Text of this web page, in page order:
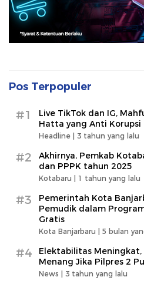
Pos Terpopuler
#1
Live TikTok dan IG,
Hatta yang Anti Korupsi
Headline | 3 tahun yang lalu
#2
Akhirnya, Pemkab
dan PPPK tahun 2025
Kotabaru | 1 tahun yang lalu
#3
Pemerintah Kota
Pemudik dalam
Gratis
Kota Banjarbaru | 5 bulan
#4
Elektabilitas Meningkat,
Menang Jika Pilpres 2
News | 3 tahun yang lalu